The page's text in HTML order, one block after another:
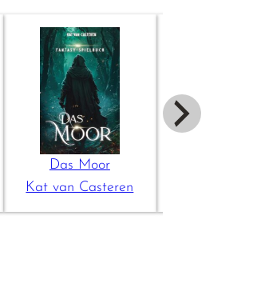
Das Moor
Kat van Casteren